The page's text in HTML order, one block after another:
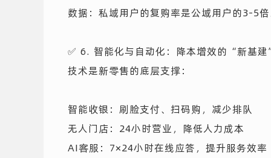
数据：私域用户的复购率是公域用户的3-5倍
✅ 6. 智能化与自动化：降本增效的“新基建
技术是新零售的底层支撑：
智能收银：刷脸支付、扫码购，减少排队
无人门店：24小时营业，降低人力成本
AI客服：7×24小时在线应答，提升服务效率